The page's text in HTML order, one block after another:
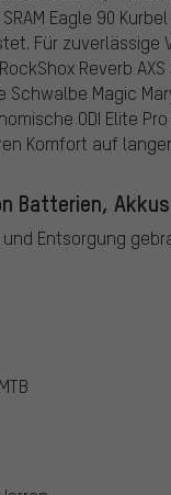
Eagle 90
Für zuverlässige
Reverb
Schwalbe Magic
ODI Elite
Komfort auf
Batterien,
Entsorgung